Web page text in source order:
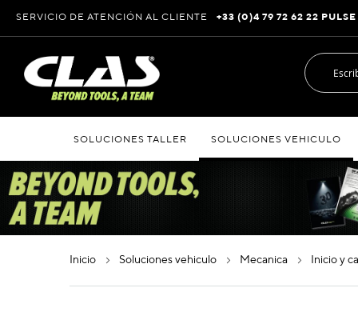
al
contenido
SERVICIO DE ATENCIÓN AL CLIENTE +33 (0)4 79 72 62 22 PULSE
SOLUCIONES TALLER SOLUCIONES VEHICULO
inicio soluciones vehiculo mecanica inicio y